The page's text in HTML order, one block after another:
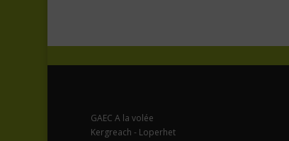
GAEC A la volée
Kergreach - Loperhet